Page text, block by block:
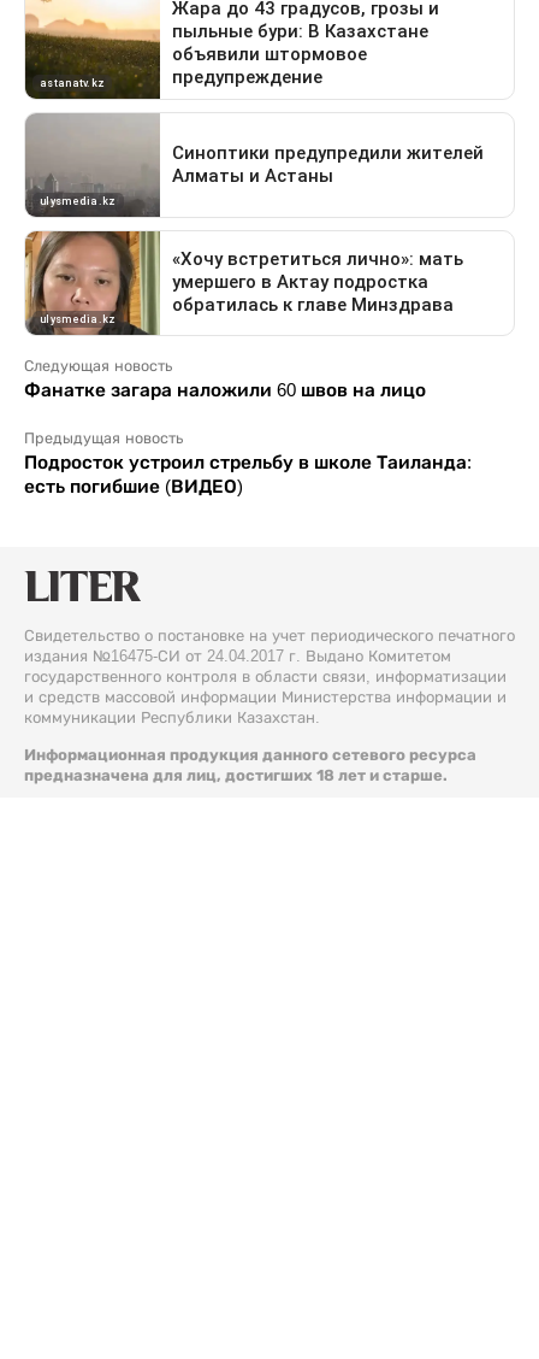
Следующая новость
Фанатке загара наложили 60 швов на лицо
Предыдущая новость
Подросток устроил стрельбу в школе Таиланда:
есть погибшие (ВИДЕО)
Свидетельство о постановке на учет периодического печатного
издания №16475-СИ от 24.04.2017 г. Выдано Комитетом
государственного контроля в области связи, информатизации
и средств массовой информации Министерства информации и
коммуникации Республики Казахстан.
Информационная продукция данного сетевого ресурса
предназначена для лиц, достигших 18 лет и старше.